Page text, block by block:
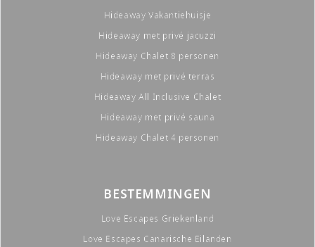
Hideaway Vakantiehuisje
Hideaway met privé jacuzzi
Hideaway Chalet 8 personen
Hideaway met privé terras
Hideaway All Inclusive Chalet
Hideaway met privé sauna
Hideaway Chalet 4 personen
BESTEMMINGEN
Love Escapes Griekenland
Love Escapes Canarische Eilanden